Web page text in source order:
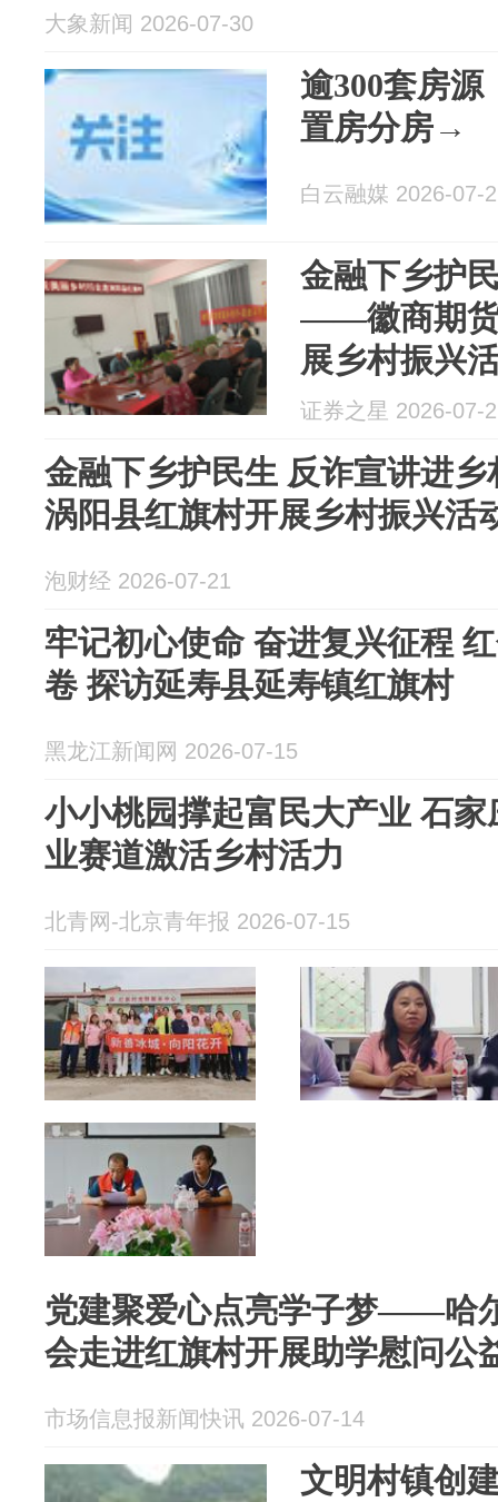
大象新闻 2026-07-30
逾300套房
置房分房→
白云融媒 2026-07-
金融下乡护
——徽商期货
展乡村振兴
证券之星 2026-07-
金融下乡护民生 反诈宣讲进
涡阳县红旗村开展乡村振兴活
泡财经 2026-07-21
牢记初心使命 奋进复兴征程
卷 探访延寿县延寿镇红旗村
黑龙江新闻网 2026-07-15
小小桃园撑起富民大产业 石
业赛道激活乡村活力
北青网-北京青年报 2026-07-15
党建聚爱心点亮学子梦——哈
会走进红旗村开展助学慰问公
市场信息报新闻快讯 2026-07-14
文明村镇创